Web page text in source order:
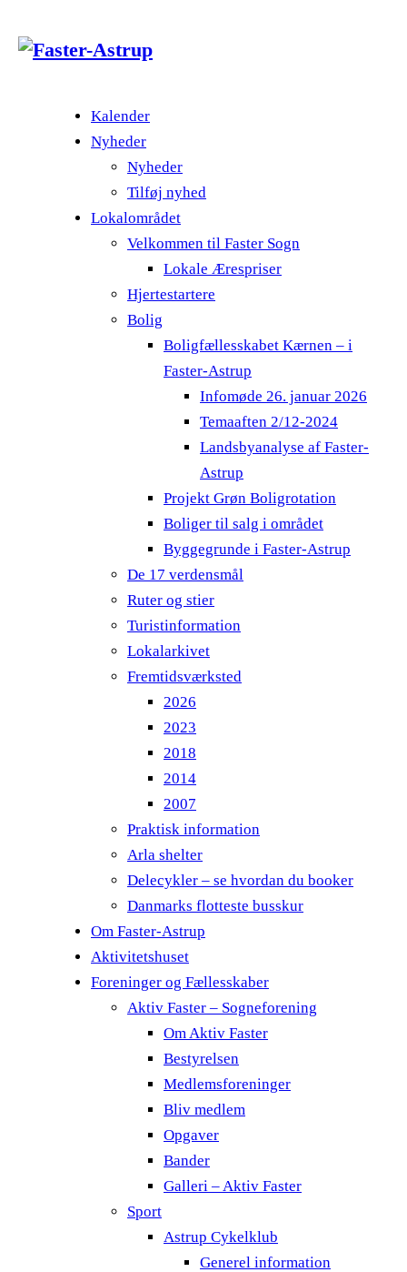
Kalender
Nyheder
Nyheder
Tilføj nyhed
Lokalområdet
Velkommen til Faster Sogn
Lokale Ærespriser
Hjertestartere
Bolig
Boligfællesskabet Kærnen – i
Faster-Astrup
Infomøde 26. januar 2026
Temaaften 2/12-2024
Landsbyanalyse af Faster-
Astrup
Projekt Grøn Boligrotation
Boliger til salg i området
Byggegrunde i Faster-Astrup
De 17 verdensmål
Ruter og stier
Turistinformation
Lokalarkivet
Fremtidsværksted
2026
2023
2018
2014
2007
Praktisk information
Arla shelter
Delecykler – se hvordan du booker
Danmarks flotteste busskur
Om Faster-Astrup
Aktivitetshuset
Foreninger og Fællesskaber
Aktiv Faster – Sogneforening
Om Aktiv Faster
Bestyrelsen
Medlemsforeninger
Bliv medlem
Opgaver
Bander
Galleri – Aktiv Faster
Sport
Astrup Cykelklub
Generel information